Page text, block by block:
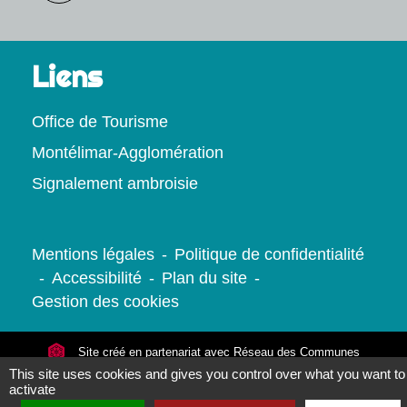
Liens
Office de Tourisme
Montélimar-Agglomération
Signalement ambroisie
Mentions légales - Politique de confidentialité
- Accessibilité - Plan du site -
Gestion des cookies
Site créé en partenariat avec Réseau des Communes
This site uses cookies and gives you control over what you want to
activate